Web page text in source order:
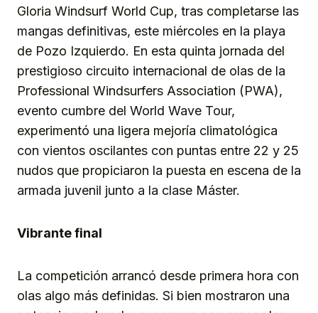
Gloria Windsurf World Cup, tras completarse las
mangas definitivas, este miércoles en la playa
de Pozo Izquierdo. En esta quinta jornada del
prestigioso circuito internacional de olas de la
Professional Windsurfers Association (PWA),
evento cumbre del World Wave Tour,
experimentó una ligera mejoría climatológica
con vientos oscilantes con puntas entre 22 y 25
nudos que propiciaron la puesta en escena de la
armada juvenil junto a la clase Máster.
Vibrante final
La competición arrancó desde primera hora con
olas algo más definidas. Si bien mostraron una